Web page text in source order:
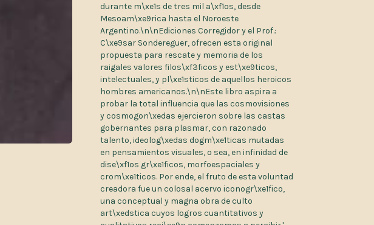
durante m\xe1s de tres mil a\xf1os, desde
Mesoam\xe9rica hasta el Noroeste
Argentino.\n\nEdiciones Corregidor y el Prof.:
C\xe9sar Sondereguer, ofrecen esta original
propuesta para rescate y memoria de los
raigales valores filos\xf3ficos y est\xe9ticos,
intelectuales, y pl\xe1sticos de aquellos heroicos
hombres americanos.\n\nEste libro aspira a
probar la total influencia que las cosmovisiones
y cosmogon\xedas ejercieron sobre las castas
gobernantes para plasmar, con razonado
talento, ideolog\xedas dogm\xe1ticas mutadas
en pensamientos visuales, o sea, en infinidad de
dise\xf1os gr\xe1ficos, morfoespaciales y
crom\xe1ticos. Por ende, el fruto de esta voluntad
creadora fue un colosal acervo iconogr\xe1fico,
una conceptual y magna obra de culto
art\xedstica cuyos logros cuantitativos y